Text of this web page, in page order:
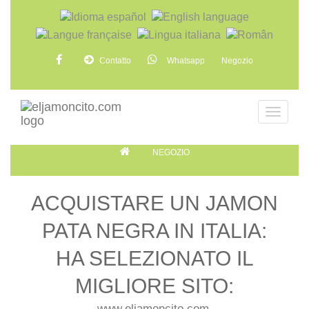
Contatto Whatsapp Negozio
NEGOZIO
ACQUISTARE UN JAMON
PATA NEGRA IN ITALIA:
HA SELEZIONATO IL
MIGLIORE SITO: